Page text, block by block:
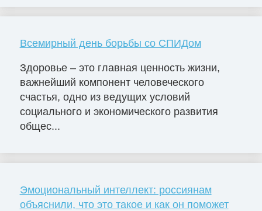
Всемирный день борьбы со СПИДом
Здоровье – это главная ценность жизни,
важнейший компонент человеческого
счастья, одно из ведущих условий
социального и экономического развития
общес...
Эмоциональный интеллект: россиянам
объяснили, что это такое и как он поможет